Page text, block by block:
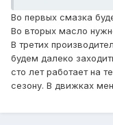
Во первых смазка
Во вторых масло
В третих
будем далеко
сто лет работает на
сезону. В движках